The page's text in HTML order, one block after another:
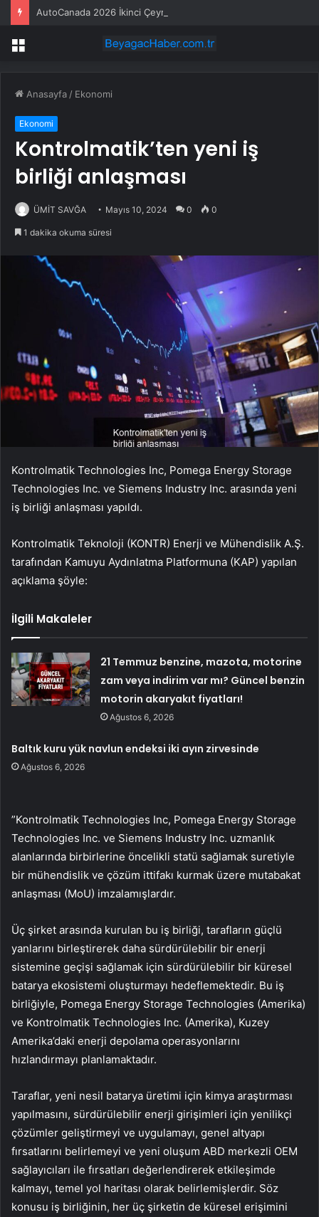
Menü
Anasayfa / Ekonomi
Ekonomi
Kontrolmatik’ten yeni iş
birliği anlaşması
ÜMİT SAVĞA Mayıs 10, 2024 0 0
1 dakika okuma süresi
Kontrolmatik Technologies Inc, Pomega Energy Storage
Technologies Inc. ve Siemens Industry Inc. arasında yeni
iş birliği anlaşması yapıldı.
Kontrolmatik Teknoloji (KONTR) Enerji ve Mühendislik A.Ş.
tarafından Kamuyu Aydınlatma Platformuna (KAP) yapılan
açıklama şöyle:
İlgili Makaleler
21 Temmuz benzine, mazota, motorine
zam veya indirim var mı? Güncel benzin
motorin akaryakıt fiyatları!
Ağustos 6, 2026
Baltık kuru yük navlun endeksi iki ayın zirvesinde
Ağustos 6, 2026
”Kontrolmatik Technologies Inc, Pomega Energy Storage
Technologies Inc. ve Siemens Industry Inc. uzmanlık
alanlarında birbirlerine öncelikli statü sağlamak suretiyle
bir mühendislik ve çözüm ittifakı kurmak üzere mutabakat
anlaşması (MoU) imzalamışlardır.
Üç şirket arasında kurulan bu iş birliği, tarafların güçlü
yanlarını birleştirerek daha sürdürülebilir bir enerji
sistemine geçişi sağlamak için sürdürülebilir bir küresel
batarya ekosistemi oluşturmayı hedeflemektedir. Bu iş
birliğiyle, Pomega Energy Storage Technologies (Amerika)
ve Kontrolmatik Technologies Inc. (Amerika), Kuzey
Amerika’daki enerji depolama operasyonlarını
hızlandırmayı planlamaktadır.
Taraflar, yeni nesil batarya üretimi için kimya araştırması
yapılmasını, sürdürülebilir enerji girişimleri için yenilikçi
çözümler geliştirmeyi ve uygulamayı, genel altyapı
fırsatlarını belirlemeyi ve yeni oluşum ABD merkezli OEM
sağlayıcıları ile fırsatları değerlendirerek etkileşimde
kalmayı, temel yol haritası olarak belirlemişlerdir. Söz
konusu iş birliğinin, her üç şirketin de küresel erişimini